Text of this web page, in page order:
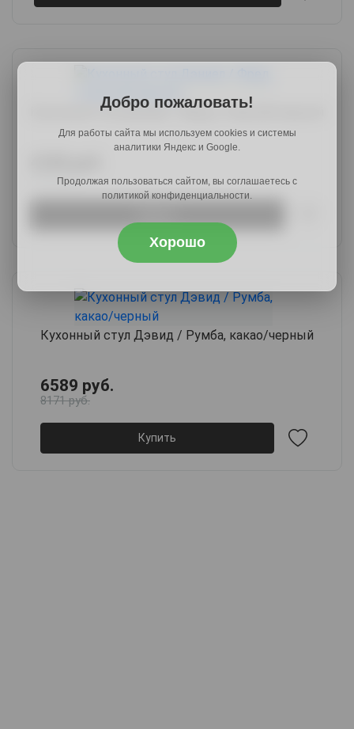
Кухонный стул Дэниел / Фред, стальной/черный
5153 руб.
Кухонный стул Дэвид / Румба, какао/черный
6589 руб.
8171 руб.
Купить
Добро пожаловать!
Для работы сайта мы используем cookies и системы
аналитики Яндекс и Google.
Продолжая пользоваться сайтом, вы соглашаетесь с
политикой конфиденциальности.
Хорошо